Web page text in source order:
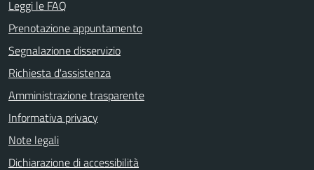
Leggi le FAQ
Prenotazione appuntamento
Segnalazione disservizio
Richiesta d'assistenza
Amministrazione trasparente
Informativa privacy
Note legali
Dichiarazione di accessibilità